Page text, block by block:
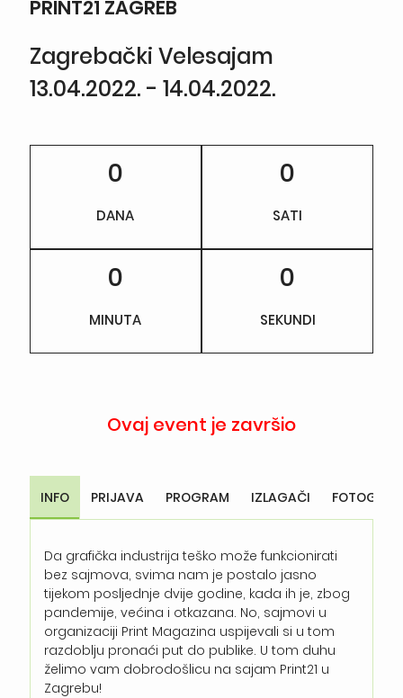
PRINT21 ZAGREB
Zagrebački Velesajam
13.04.2022. - 14.04.2022.
0
DANA
0
SATI
0
MINUTA
0
SEKUNDI
Ovaj event je završio
INFO PRIJAVA PROGRAM IZLAGAČI
Da grafička industrija teško može funkcionirati
bez sajmova, svima nam je postalo jasno
tijekom posljednje dvije godine, kada ih je, zbog
pandemije, većina i otkazana. No, sajmovi u
organizaciji Print Magazina uspijevali si u tom
razdoblju pronaći put do publike. U tom duhu
želimo vam dobrodošlicu na sajam Print21 u
Zagrebu!